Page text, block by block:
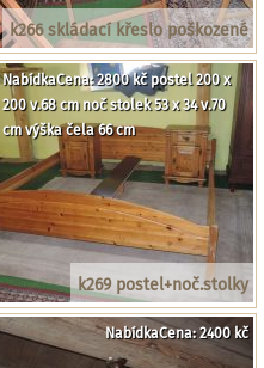
k266 skládací křeslo poškozené
k269 postel+noč.stolky
NabídkaCena: 2800 kč postel 200 x
200 v.68 cm noč stolek 53 x 34 v.70
cm výška čela 66 cm
NabídkaCena: 2400 kč